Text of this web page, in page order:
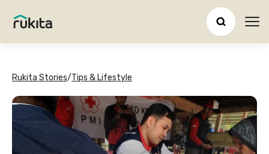
Rukita Stories/Tips & Lifestyle